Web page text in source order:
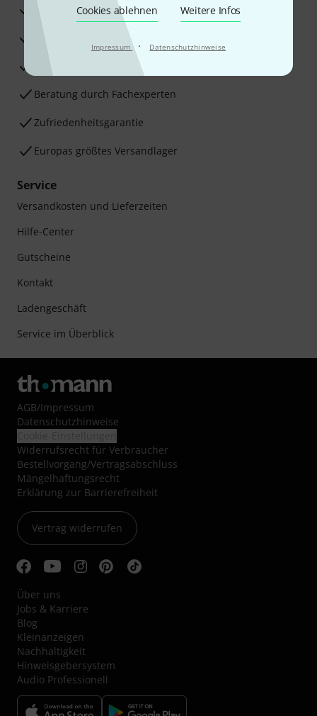
Cookies ablehnen Weitere Infos
Impressum · Datenschutzhinweise
3 Jahre Thomann Garantie
30 Tage Money-Back-Garantie
Beratung durch Fachexperten
Zufriedenheitsgarantie
Europas größtes Versandlager
Service
Versandkosten und Lieferzeiten
Hilfe-Center
Gutscheine
Kontakt
Ladengeschäft
Service im Überblick
AGB/Impressum
Datenschutzhinweise
Widerrufsrecht für Verbraucher
Bestellvorgang/Vertragsabschluss
Mängelhaftungsrecht
Erklärung zur Barrierefreiheit
Vertrag widerrufen
Über uns
Jobs & Karriere
Blog
Kleinanzeigen
Nachhaltigkeit
Hinweisgebersystem
Audio Professionell